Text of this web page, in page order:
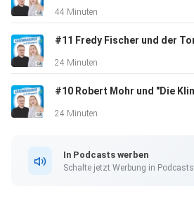
44 Minuten
24 Minuten
24 Minuten
In Podcasts werben
Schalte jetzt Werbung in Podcasts.